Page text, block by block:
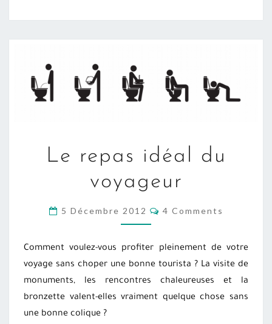
REPAS
DU
Le repas idéal du
voyageur
5 Décembre 2012 COMMENTS
4 Comments
Comment voulez-vous profiter pleinement de votre
voyage sans choper une bonne tourista ? La visite de
monuments, les rencontres chaleureuses et la
bronzette valent-elles vraiment quelque chose sans
une bonne colique ?